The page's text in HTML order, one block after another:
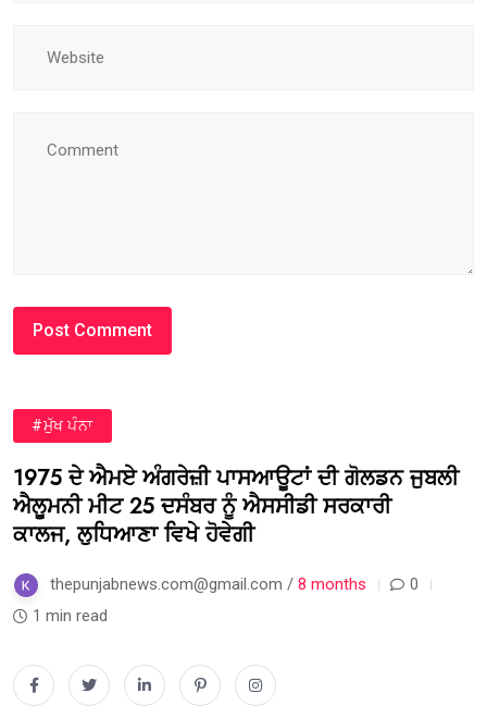
#ਮੁੱਖ ਪੰਨਾ
1975 ਦੇ ਐਮਏ ਅੰਗਰੇਜ਼ੀ ਪਾਸਆਊਟਾਂ ਦੀ ਗੋਲਡਨ ਜੁਬਲੀ
ਐਲੂਮਨੀ ਮੀਟ 25 ਦਸੰਬਰ ਨੂੰ ਐਸਸੀਡੀ ਸਰਕਾਰੀ
ਕਾਲਜ, ਲੁਧਿਆਣਾ ਵਿਖੇ ਹੋਵੇਗੀ
thepunjabnews.com@gmail.com / 8 months
0
1 min read